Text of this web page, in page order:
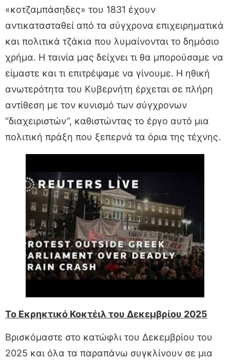
«κοτζαμπάσηδες» του 1831 έχουν
αντικατασταθεί από τα σύγχρονα επιχειρηματικά
και πολιτικά τζάκια που λυμαίνονται το δημόσιο
χρήμα. Η ταινία μας δείχνει τι θα μπορούσαμε να
είμαστε και τι επιτρέψαμε να γίνουμε. Η ηθική
ανωτερότητα του Κυβερνήτη έρχεται σε πλήρη
αντίθεση με τον κυνισμό των σύγχρονων
“διαχειριστών”, καθιστώντας το έργο αυτό μια
πολιτική πράξη που ξεπερνά τα όρια της τέχνης.
Το Εκρηκτικό Κοκτέιλ του Δεκεμβρίου 2025
Βρισκόμαστε στο κατώφλι του Δεκεμβρίου του
2025 και όλα τα παραπάνω συγκλίνουν σε μια